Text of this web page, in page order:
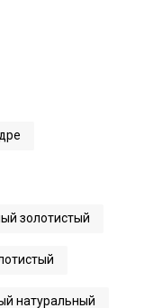
золотистый
натуральный